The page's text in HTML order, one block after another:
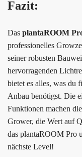
Fazit:
Das plantaROOM
professionelles
seiner robusten
hervorragenden
bietet es alles, was du
Anbau benötigst. Die
Funktionen machen
Grower, die Wert auf
das plantaROOM Pro
nächste Level!